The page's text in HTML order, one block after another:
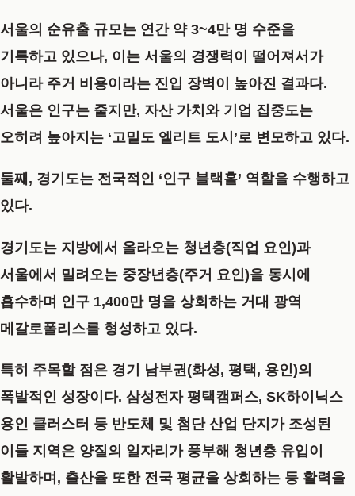
서울의 순유출 규모는 연간 약 3~4만 명 수준을
기록하고 있으나, 이는 서울의 경쟁력이 떨어져서가
아니라 주거 비용이라는 진입 장벽이 높아진 결과다.
서울은 인구는 줄지만, 자산 가치와 기업 집중도는
오히려 높아지는 ‘고밀도 엘리트 도시’로 변모하고 있다.
둘째, 경기도는 전국적인 ‘인구 블랙홀’ 역할을 수행하고
있다.
경기도는 지방에서 올라오는 청년층(직업 요인)과
서울에서 밀려오는 중장년층(주거 요인)을 동시에
흡수하며 인구 1,400만 명을 상회하는 거대 광역
메갈로폴리스를 형성하고 있다.
특히 주목할 점은 경기 남부권(화성, 평택, 용인)의
폭발적인 성장이다. 삼성전자 평택캠퍼스, SK하이닉스
용인 클러스터 등 반도체 및 첨단 산업 단지가 조성된
이들 지역은 양질의 일자리가 풍부해 청년층 유입이
활발하며, 출산율 또한 전국 평균을 상회하는 등 활력을